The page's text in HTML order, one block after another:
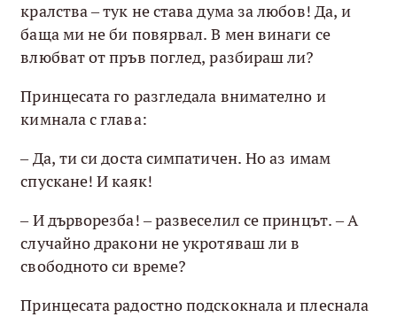
кралства – тук не става дума за любов! Да, и
баща ми не би повярвал. В мен винаги се
влюбват от пръв поглед, разбираш ли?
Принцесата го разгледала внимателно и
кимнала с глава:
– Да, ти си доста симпатичен. Но аз имам
спускане! И каяк!
– И дърворезба! – развеселил се принцът. – А
случайно дракони не укротяваш ли в
свободното си време?
Принцесата радостно подскокнала и плеснала